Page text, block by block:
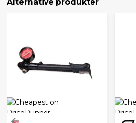
Alternative produkter